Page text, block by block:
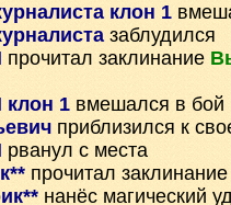
клон 1
заблудился
прочитал заклинание
клон 1 вмешался в бой
приблизился к
рванул с места
прочитал
нанёс магический